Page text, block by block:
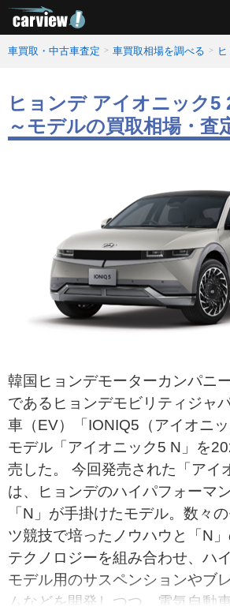
車買取・中古車査定 車買取相場を調べる
ヒョンデ アイオニック5
～モデルの買取相場・査
韓国ヒョンデモーターカンパニ
であるヒョンデモビリティジャ
車（EV）「IONIQ5（アイオニ
モデル「アイオニック5 N」を
売した。 今回発売された「アイ
は、ヒョンデのハイパフォーマ
「N」が手掛けたモデル。数々
ツ競技で培ったノウハウと「N
テクノロジーを組み合わせ、ハ
モデル用のサスペンションやブ
ムなどを開発しつつ、電気自動